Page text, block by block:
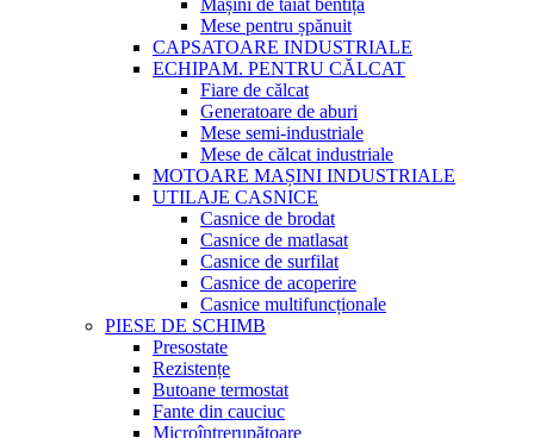
Mașini de tăiat bentiță
Mese pentru șpănuit
CAPSATOARE INDUSTRIALE
ECHIPAM. PENTRU CĂLCAT
Fiare de călcat
Generatoare de aburi
Mese semi-industriale
Mese de călcat industriale
MOTOARE MAȘINI INDUSTRIALE
UTILAJE CASNICE
Casnice de brodat
Casnice de matlasat
Casnice de surfilat
Casnice de acoperire
Casnice multifuncționale
PIESE DE SCHIMB
Presostate
Rezistențe
Butoane termostat
Fante din cauciuc
Microîntrerupătoare